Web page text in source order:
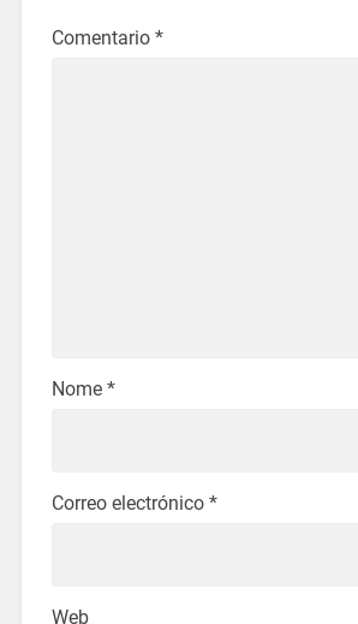
Comentario *
Nome *
Correo electrónico *
Web